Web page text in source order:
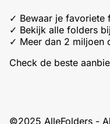
✓ Bewaar je favoriete
✓ Bekijk alle folders
✓ Meer dan 2 miljoen
Check de beste
©2025 AlleFolders -